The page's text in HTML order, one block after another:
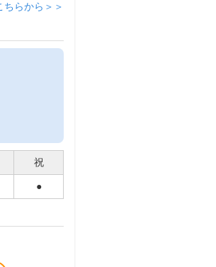
ちらから＞＞
祝
●